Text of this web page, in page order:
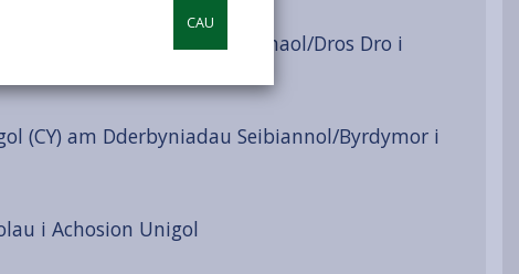
CAU
(CY) am Dderbyniadau Parhaol/Dros Dro i
(CY) am Dderbyniadau Seibiannol/Byrdymor i
i Achosion Unigol